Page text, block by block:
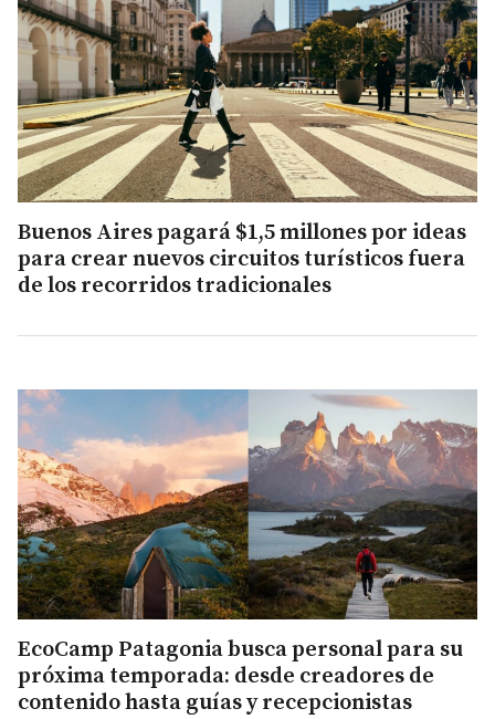
Buenos Aires pagará $1,5 millones por ideas
para crear nuevos circuitos turísticos fuera
de los recorridos tradicionales
EcoCamp Patagonia busca personal para su
próxima temporada: desde creadores de
contenido hasta guías y recepcionistas